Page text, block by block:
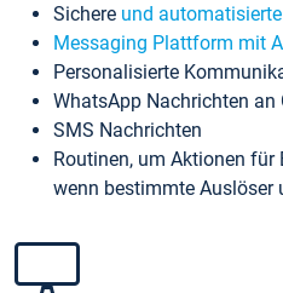
Sichere und
Messaging Plattform mit
Personalisierte
WhatsApp Nachrichten an
SMS Nachrichten
Routinen, um Aktionen
wenn bestimmte Auslöser